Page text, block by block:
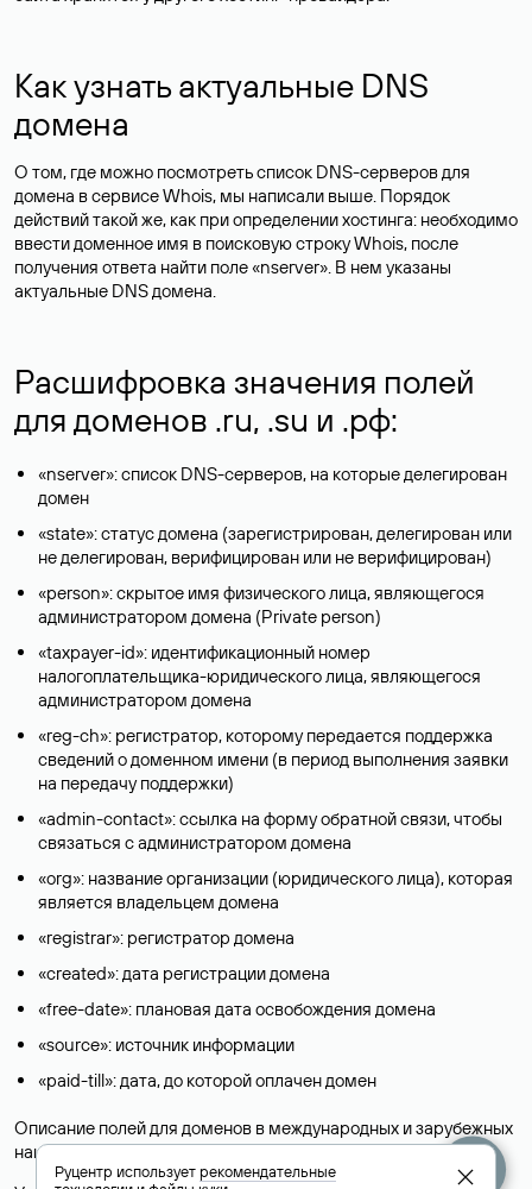
Как узнать актуальные DNS
домена
О том, где можно посмотреть список DNS-серверов для
домена в сервисе Whois, мы написали выше. Порядок
действий такой же, как при определении хостинга: необходимо
ввести доменное имя в поисковую строку Whois, после
получения ответа найти поле «nserver». В нем указаны
актуальные DNS домена.
Расшифровка значения полей
для доменов .ru, .su и .рф:
«nserver»: список DNS-серверов, на которые делегирован
домен
«state»: статус домена (зарегистрирован, делегирован или
не делегирован, верифицирован или не верифицирован)
«person»: скрытое имя физического лица, являющегося
администратором домена (Privatе person)
«taxpayer-id»: идентификационный номер
налогоплательщика-юридического лица, являющегося
администратором домена
«reg-ch»: регистратор, которому передается поддержка
сведений о доменном имени (в период выполнения заявки
на передачу поддержки)
«admin-contact»: ссылка на форму обратной связи, чтобы
связаться с администратором домена
«org»: название организации (юридического лица), которая
является владельцем домена
«registrar»: регистратор домена
«created»: дата регистрации домена
«free-date»: плановая дата освобождения домена
«source»: источник информации
«paid-till»: дата, до которой оплачен домен
Описание полей для доменов в международных и зарубежных
национальных доменах представлены в разделе «Помощь».
Руцентр используетрекомендательные